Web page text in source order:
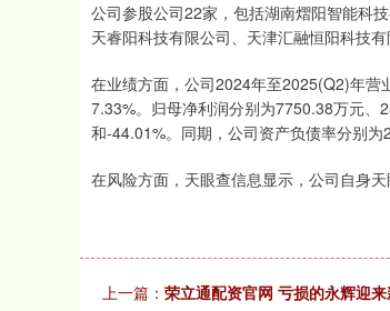
公司参股公司22家，包括湖南熠阳智能科
天睿阳科技有限公司、天津汇融恒阳科技有
在业绩方面，公司2024年至2025(Q2)年
7.33%。归母净利润分别为7750.38万元
和-44.01%。同期，公司资产负债率分别为
在风险方面，天眼查信息显示，公司自身
上一篇： 荣立通配资官网 亏损的永辉迎